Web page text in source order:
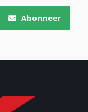
Abonneer